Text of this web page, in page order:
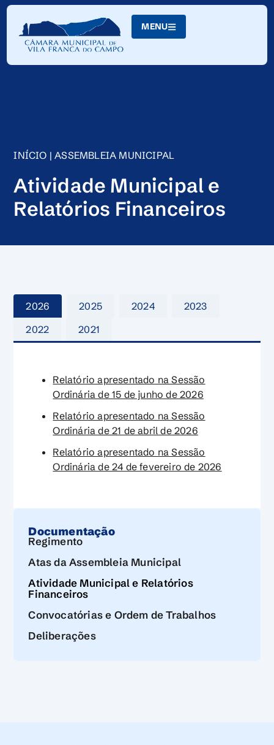
Skip
Content
MENU
INÍCIO |ASSEMBLEIA MUNICIPAL
Atividade Municipal e
Relatórios Financeiros
Documentação
Regimento
Atas da Assembleia Municipal
Atividade Municipal e Relatórios
Financeiros
Convocatórias e Ordem de Trabalhos
Deliberações
2026 2025 2024
2023
2022
2021
Relatório apresentado na Sessão
Ordinária de 15 de junho de 2026
Relatório apresentado na Sessão
Ordinária de 21 de abril de 2026
Relatório apresentado na Sessão
Ordinária de 24 de fevereiro de 2026